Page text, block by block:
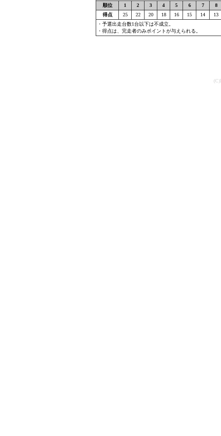
順位 1 2 3 4 5 6 7
8
得点
25 22 20 18 16 15 14
13
・予選出走台数1台以下は不成立。
・得点は、完走者のみポイントが与えられる。